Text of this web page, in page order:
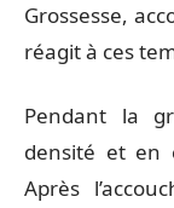
Grossesse,
réagit à ces
Pendant la
densité et en
Après